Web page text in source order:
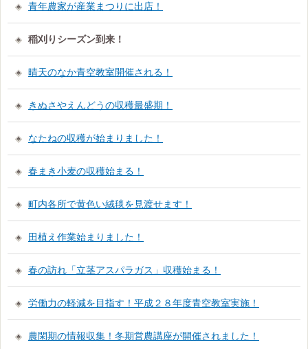
青年農家が産業まつりに出店！
稲刈りシーズン到来！
晴天のなか青空教室開催される！
きぬさやえんどうの収穫最盛期！
なたねの収穫が始まりました！
春まき小麦の収穫始まる！
町内各所で黄色い絨毯を見渡せます！
田植え作業始まりました！
春の訪れ「立茎アスパラガス」収穫始まる！
労働力の軽減を目指す！平成２８年度青空教室実施！
農閑期の情報収集！冬期営農講座が開催されました！